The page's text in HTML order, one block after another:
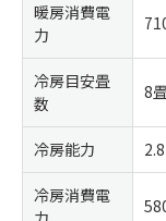
暖房消費電
力
冷房目安畳
数
8
冷房能力
冷房消費電